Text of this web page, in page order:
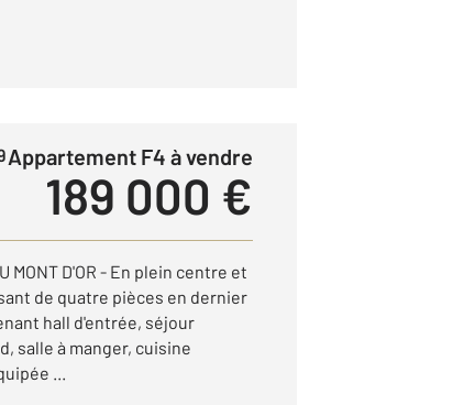
Appartement F4 à vendre
189 000 €
MONT D'OR - En plein centre et
de quatre pièces en dernier
hall d'entrée, séjour
salle à manger, cuisine
...